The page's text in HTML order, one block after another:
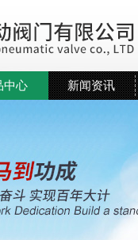
中心 新闻资讯